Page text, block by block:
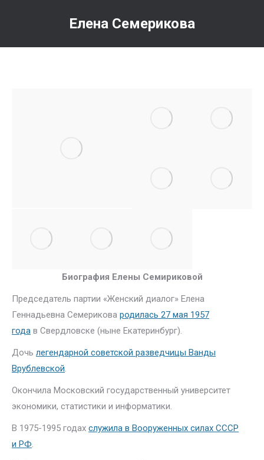
Елена Семерикова
Биография Елены Семириковой
Председатель партии «Женский диалог» Елена
Геннадьевна Семерикова родилась 27 мая 1957
года в Свердловске (ныне Екатеринбург).
Дочь легендарной советской разведчицы Ванды
Врублевской.
Окончила Московский государственный университет
экономики, статистики и информатики.
В 1975-1995 годах служила в Вооруженных силах СССР
и РФ.